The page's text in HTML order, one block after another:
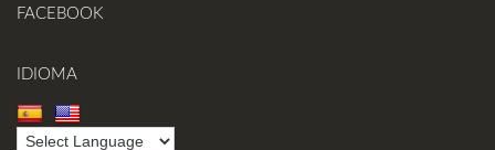
FACEBOOK
IDIOMA